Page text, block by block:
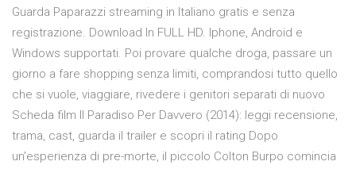
Guarda Paparazzi streaming in Italiano gratis e senza
registrazione. Download In FULL HD. Iphone, Android e
Windows supportati. Poi provare qualche droga, passare un
giorno a fare shopping senza limiti, comprandosi tutto quello
che si vuole, viaggiare, rivedere i genitori separati di nuovo
Scheda film Il Paradiso Per Davvero (2014): leggi recensione,
trama, cast, guarda il trailer e scopri il rating Dopo
un'esperienza di pre-morte, il piccolo Colton Burpo comincia